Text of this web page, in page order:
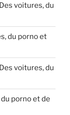
voitures, du
du porno et
voitures, du
porno et de